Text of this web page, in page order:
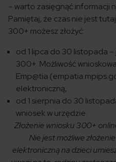
– warto zasięgnąć informacji
Pamiętaj, że czas nie jest
300+ możesz złożyć:
od 1 lipca do 30 listopada –
300+. Możliwość
Emp@tia
elektroniczną,
od 1 sierpnia do 30
wniosek w urzędzie.
Złożenie wniosku 300+
Nie jest możliwe
elektroniczną na dzieci